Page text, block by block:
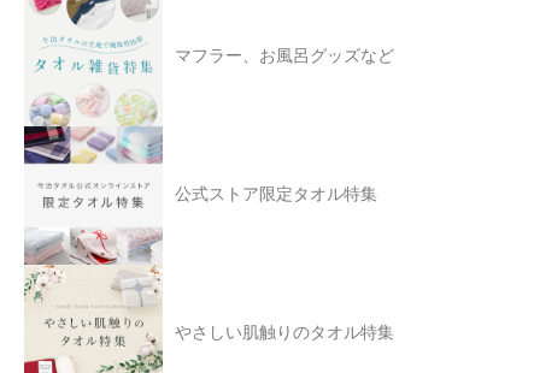
マフラー、お風呂グッズなど
公式ストア限定タオル特集
やさしい肌触りのタオル特集